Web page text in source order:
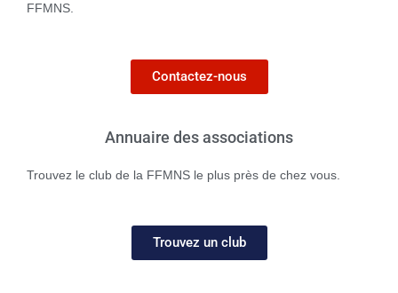
FFMNS.
Contactez-nous
Annuaire des associations
Trouvez le club de la FFMNS le plus près de chez vous.
Trouvez un club